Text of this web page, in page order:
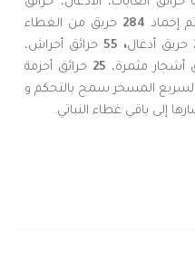
إخماد 284 حريق من الغطاء
حريق أدغال، 55
حرائق أحراش،
أشجار مثمرة، 25 حرائق أحزمة
السريع المسخر سمح بالتحكم و
إلى باقي غطاء النباتي.